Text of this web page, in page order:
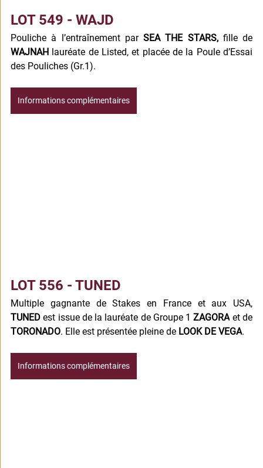
LOT 549 - WAJD
Pouliche à l’entraînement par SEA THE STARS,
WAJNAH
lauréate de Listed, et placée de la Poule d’Essai
des Pouliches (Gr.1).
Informations complémentaires
LOT 556 - TUNED
TUNED est issue de la lauréate de Groupe 1 ZAGORA
TORONADO. Elle est présentée pleine de LOOK DE VEGA.
Informations complémentaires